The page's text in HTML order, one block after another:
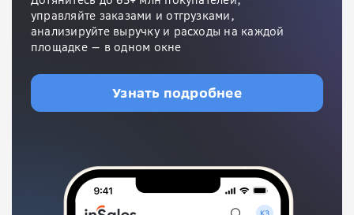
управляйте заказами и отгрузками,
анализируйте выручку и расходы на каждой
площадке — в одном окне
Узнать подробнее